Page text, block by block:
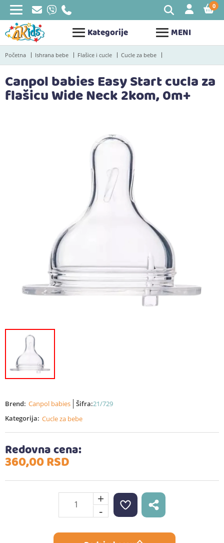
Kategorije MENI
0
Početna Ishrana bebe Flašice i cucle Cucle za bebe
Canpol babies Easy Start cucla za
flašicu Wide Neck 2kom, 0m+
Brend: Canpol babies Šifra:21/729
Kategorija: Cucle za bebe
Redovna cena:
360,00RSD
+
-